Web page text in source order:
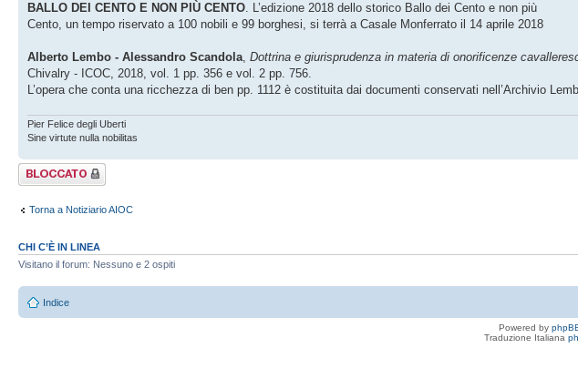
BALLO DEI CENTO E NON PIÙ CENTO. L’edizione 2018 dello storico Ballo dei Cento e non più
Cento, un tempo riservato a 100 nobili e 99 borghesi, si terrà a Casale Monferrato il 14 aprile 2018
Alberto Lembo - Alessandro Scandola, Dottrina e giurisprudenza in materia di onorificenze
Chivalry - ICOC, 2018, vol. 1 pp. 356 e vol. 2 pp. 756.
L’opera che conta una ricchezza di ben pp. 1112 è costituita dai documenti conservati nell’Archivio
Pier Felice degli Uberti
Sine virtute nulla nobilitas
Argomento
bloccato
Torna a Notiziario AIOC
CHI C’È IN LINEA
Visitano il forum: Nessuno e 2 ospiti
Indice
Powered by
Traduzione Italiana